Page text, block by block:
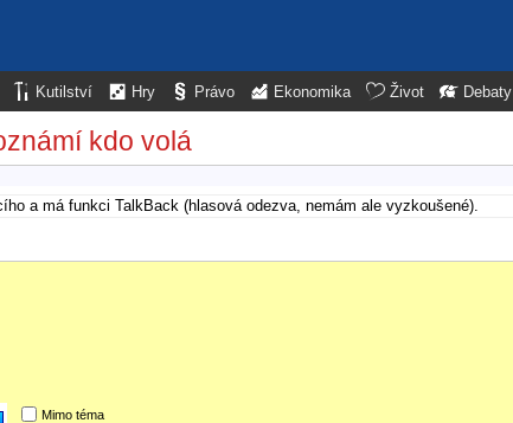
Kutilství Hry Právo Ekonomika Život Debaty
kdo volá
a má funkci TalkBack (hlasová odezva, nemám ale vyzkoušené).
Mimo téma